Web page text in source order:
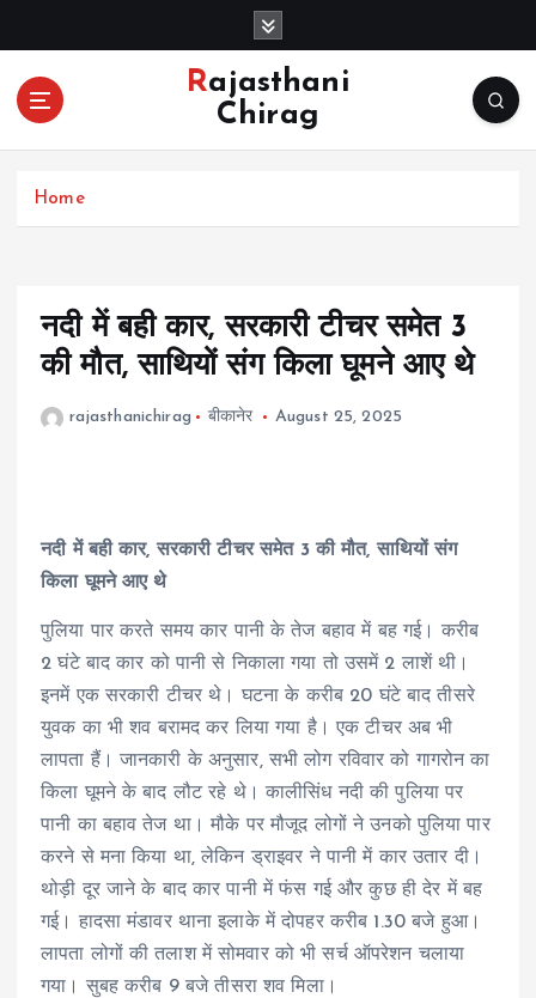
o
Rajasthani
Chirag
Home
नदी में बही कार, सरकारी टीचर समेत 3
की मौत, साथियों संग किला घूमने आए थे
rajasthanichirag बीकानेर August 25, 2025
नदी में बही कार, सरकारी टीचर समेत 3 की मौत, साथियों संग
किला घूमने आए थे
पुलिया पार करते समय कार पानी के तेज बहाव में बह गई। करीब
2 घंटे बाद कार को पानी से निकाला गया तो उसमें 2 लाशें थी।
इनमें एक सरकारी टीचर थे। घटना के करीब 20 घंटे बाद तीसरे
युवक का भी शव बरामद कर लिया गया है। एक टीचर अब भी
लापता हैं। जानकारी के अनुसार, सभी लोग रविवार को गागरोन का
किला घूमने के बाद लौट रहे थे। कालीसिंध नदी की पुलिया पर
पानी का बहाव तेज था। मौके पर मौजूद लोगों ने उनको पुलिया पार
करने से मना किया था, लेकिन ड्राइवर ने पानी में कार उतार दी।
थोड़ी दूर जाने के बाद कार पानी में फंस गई और कुछ ही देर में बह
गई। हादसा मंडावर थाना इलाके में दोपहर करीब 1.30 बजे हुआ।
लापता लोगों की तलाश में सोमवार को भी सर्च ऑपरेशन चलाया
गया। सुबह करीब 9 बजे तीसरा शव मिला।